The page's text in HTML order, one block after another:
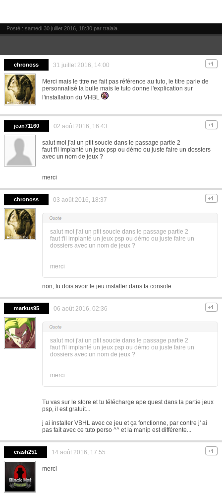
Posté : samedi 30 juillet 2016, 18:30 par tralala
chronoss 31 juillet 2016, 14:00
Merci mais le titre ne fait pas référence au tuto, le titre parle de
personnalisé la bulle mais le tuto donne l'explication sur
l'installation du VHBL
jean71160 02 août 2016, 16:43
salut moi j'ai un ptit soucie dans le passage partie 2
faut t'il implanté un jeux psp ou démo ou juste faire un dossiers
avec un nom de jeux ?
merci
chronoss 03 août 2016, 18:37
salut moi j'ai un ptit soucie dans le passage partie 2
faut t'il implanté un jeux psp ou démo ou juste faire un
dossiers avec un nom de jeux ?
merci
non, tu dois avoir le jeu installer dans ta console
markus95 06 août 2016, 02:36
salut moi j'ai un ptit soucie dans le passage partie 2
faut t'il implanté un jeux psp ou démo ou juste faire un
dossiers avec un nom de jeux ?
merci
Tu vas sur le store et tu télécharge ape quest dans la partie jeux
psp, il est gratuit...
j ai installer VBHL avec ce jeu et ça fonctionne, par contre j' ai
pas fait avec ce tuto perso ^^ et la manip est différente...
crash251 14 août 2016, 17:55
merci